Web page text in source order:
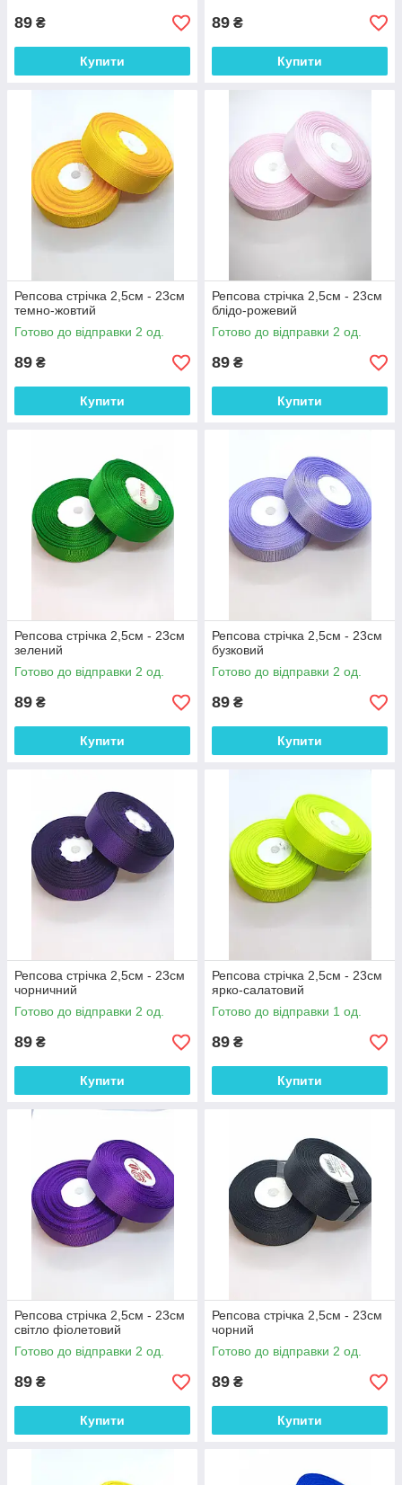
89 ₴
Купити
89 ₴
Купити
Репсова стрічка 2,5см - 23см
темно-жовтий
Готово до відправки 2 од.
89 ₴
Купити
Репсова стрічка 2,5см - 23см
блідо-рожевий
Готово до відправки 2 од.
89 ₴
Купити
Репсова стрічка 2,5см - 23см
зелений
Готово до відправки 2 од.
89 ₴
Купити
Репсова стрічка 2,5см - 23см
бузковий
Готово до відправки 2 од.
89 ₴
Купити
Репсова стрічка 2,5см - 23см
чорничний
Готово до відправки 2 од.
89 ₴
Купити
Репсова стрічка 2,5см - 23см
ярко-салатовий
Готово до відправки 1 од.
89 ₴
Купити
Репсова стрічка 2,5см - 23см
світло фіолетовий
Готово до відправки 2 од.
89 ₴
Купити
Репсова стрічка 2,5см - 23см
чорний
Готово до відправки 2 од.
89 ₴
Купити